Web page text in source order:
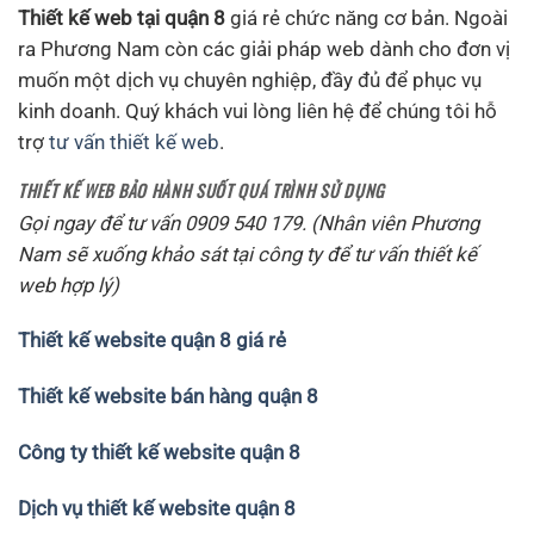
Thiết kế web tại quận 8 giá rẻ chức năng cơ bản. Ngoài
ra Phương Nam còn các giải pháp web dành cho đơn vị
muốn một dịch vụ chuyên nghiệp, đầy đủ để phục vụ
kinh doanh. Quý khách vui lòng liên hệ để chúng tôi hỗ
trợ tư vấn thiết kế web.
THIẾT KẾ WEB BẢO HÀNH SUỐT QUÁ TRÌNH SỬ DỤNG
Gọi ngay để tư vấn 0909 540 179. (Nhân viên Phương
Nam sẽ xuống khảo sát tại công ty để tư vấn thiết kế
web hợp lý)
Thiết kế website quận 8 giá rẻ
Thiết kế website bán hàng quận 8
Công ty thiết kế website quận 8
Dịch vụ thiết kế website quận 8